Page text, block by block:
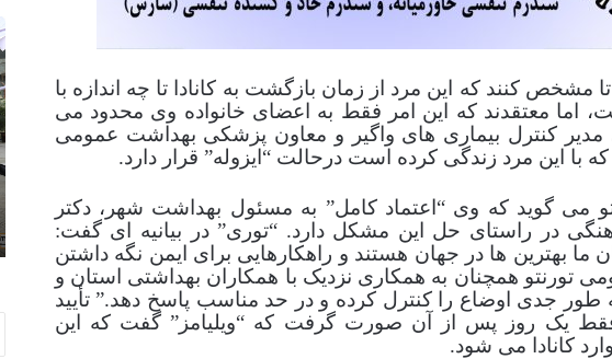
مشخص كنند كه این مرد از زمان بازگشت به كانادا تا چه اندازه با
اما معتقدند كه این امر فقط به اعضای خانواده وی محدود می
مدیر کنترل بیماری های واگیر و معاون پزشکی بهداشت عمومی
با این مرد زندگی کرده است درحالت “ایزوله” قرار دارد.
می گوید که وی “اعتماد کامل” به مسئول بهداشت شهر، دکتر
در راستای حل این مشکل دارد. “توری” در بیانیه ای گفت:
ما بهترین ها در جهان هستند و راهکارهایی برای ایمن نگه داشتن
تورنتو همچنان به همکاری نزدیک با همکاران بهداشتی استان و
طور جدی اوضاع را کنترل کرده و در حد مناسب پاسخ دهد.” تأیید
فقط یک روز پس از آن صورت گرفت که “ویلیامز” گفت که این
کانادا می شود.
جان توری John Tory شهردار تورنتو
h
k
a
F
i
m
F
e
s
t
فوریه 3, 2017
Dhaka Film Festival 2016
ل
ب
ا